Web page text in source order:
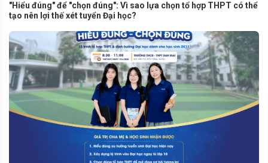
"Hiểu đúng" để "chọn đúng": Vì sao lựa chọn tổ hợp THPT có thể
tạo nên lợi thế xét tuyển Đại học?